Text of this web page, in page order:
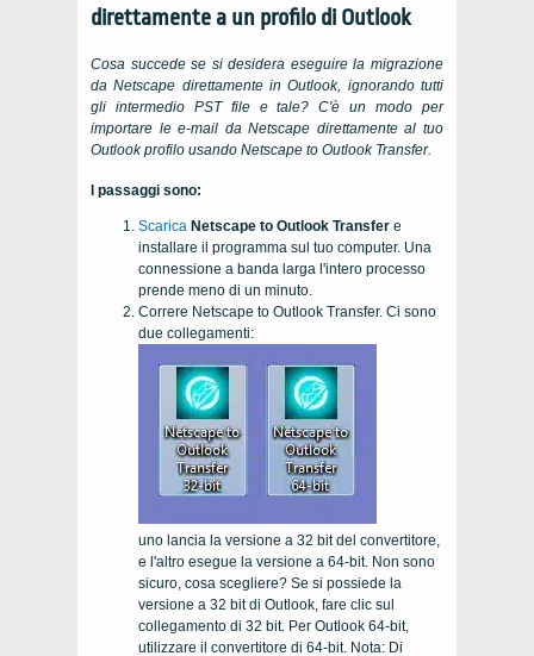
direttamente a un profilo di Outlook
Cosa succede se si desidera eseguire la migrazione
daNetscape direttamente in Outlook, ignorando tutti
gli intermedio PST file e tale? C'è un modo per
importare le e-mail daNetscape direttamente al tuo
Outlook profilo usando Netscape to Outlook Transfer.
I passaggi sono:
Scarica Netscape to Outlook Transfer e
installare il programma sul tuo computer. Una
connessione a banda larga l'intero processo
prende meno di un minuto.
Correre Netscape to Outlook Transfer. Ci sono
due collegamenti:
uno lancia la versione a 32 bit del convertitore,
e l'altro esegue la versione a 64-bit. Non sono
sicuro, cosa scegliere? Se si possiede la
versione a 32 bit di Outlook, fare clic sul
collegamento di 32 bit. Per Outlook 64-bit,
utilizzare il convertitore di 64-bit. Nota: Di